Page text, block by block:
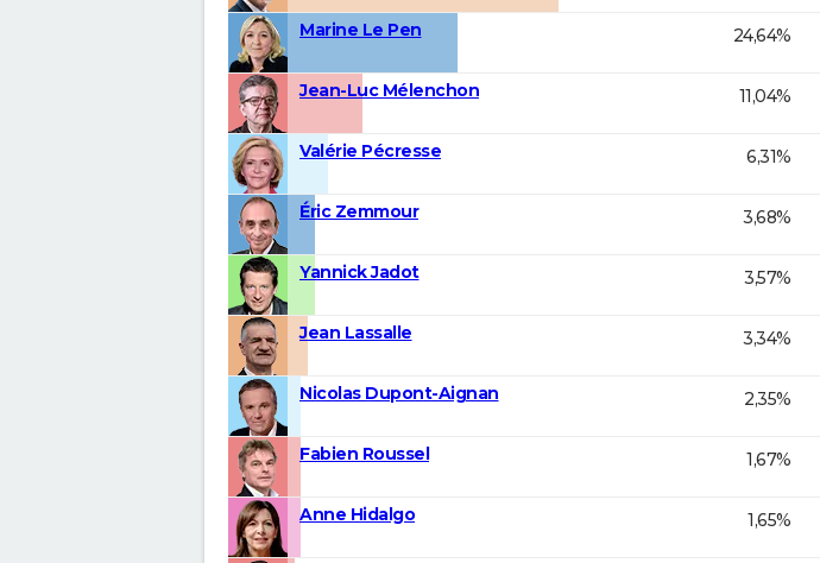
Marine Le Pen 24,64%
Jean-Luc Mélenchon 11,04%
Valérie Pécresse 6,31%
Éric Zemmour 3,68%
Yannick Jadot 3,57%
Jean Lassalle 3,34%
Nicolas Dupont-Aignan 2,35%
Fabien Roussel 1,67%
Anne Hidalgo 1,65%